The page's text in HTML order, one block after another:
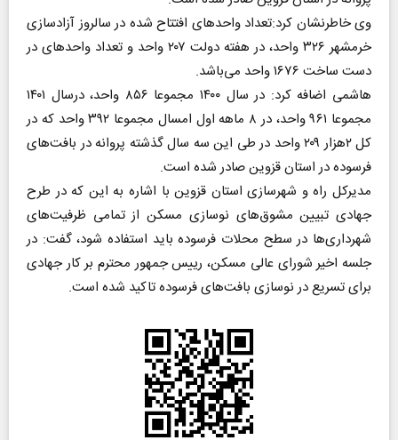
وی خاطرنشان کرد:تعداد واحد‌های افتتاح شده در سالروز آزادسازی
خرمشهر ۳۲۶ واحد، در هفته دولت ۲۰۷ واحد و تعداد واحد‌های در
دست ساخت ۱۶۷۶ واحد می‌باشد.
هاشمی اضافه کرد: در سال ۱۴۰۰ مجموعا ۸۵۶ واحد، درسال ۱۴۰۱
مجموعا ۹۶۱ واحد، در ۸ ماهه اول امسال مجموعا ۳۹۲ واحد که در
کل ۲هزار ۲۰۹ واحد در طی این سه سال گذشته پروانه در بافت‌های
فرسوده در استان قزوین صادر شده است.
مدیرکل راه و شهرسازی استان قزوین با اشاره به این که در طرح
جهادی تبیین مشوق‌های نوسازی مسکن از تمامی ظرفیت‌های
شهرداری‌ها در سطح محلات فرسوده باید استفاده شود، گفت: در
جلسه اخیر شورای عالی مسکن، رییس جمهور محترم بر کار جهادی
برای تسریع در نوسازی بافت‌های فرسوده تاکید شده است.